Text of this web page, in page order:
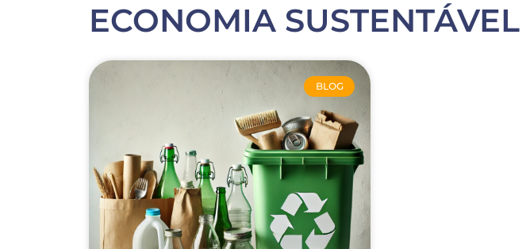
ECONOMIA SUSTENTÁVEL
BLOG